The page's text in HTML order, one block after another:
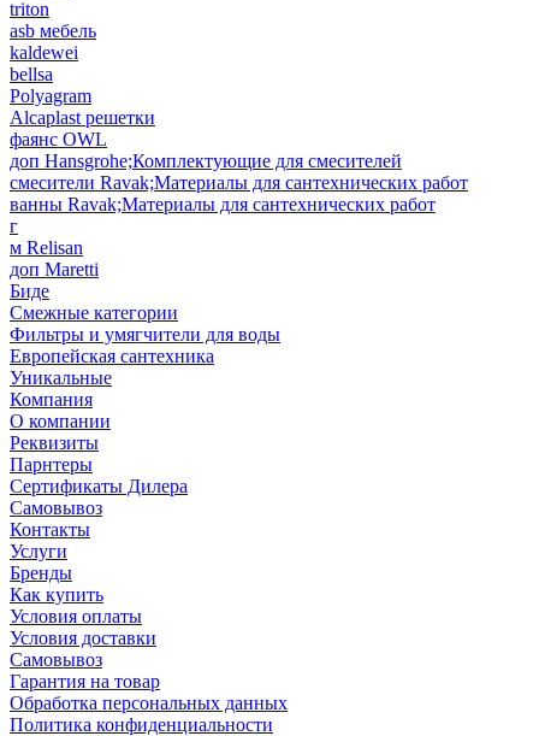
triton
asb мебель
kaldewei
bellsa
Polyagram
Alcaplast решетки
фаянс OWL
доп Hansgrohe;Комплектующие для смесителей
смесители Ravak;Материалы для сантехнических работ
ванны Ravak;Материалы для сантехнических работ
г
м Relisan
доп Maretti
Биде
Смежные категории
Фильтры и умягчители для воды
Европейская сантехника
Уникальные
Компания
О компании
Реквизиты
Парнтеры
Сертификаты Дилера
Самовывоз
Контакты
Услуги
Бренды
Как купить
Условия оплаты
Условия доставки
Самовывоз
Гарантия на товар
Обработка персональных данных
Политика конфиденциальности